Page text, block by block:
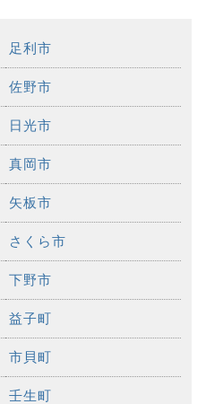
足利市
佐野市
日光市
真岡市
矢板市
さくら市
下野市
益子町
市貝町
壬生町